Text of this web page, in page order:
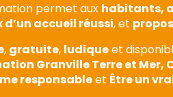
permet aux habitants,
d’un accueil réussi, et
, gratuite, ludiqueet
Granville Terre et Mer,
responsableet Être un